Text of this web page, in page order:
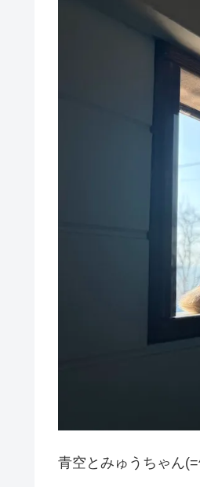
青空とみゅうちゃん